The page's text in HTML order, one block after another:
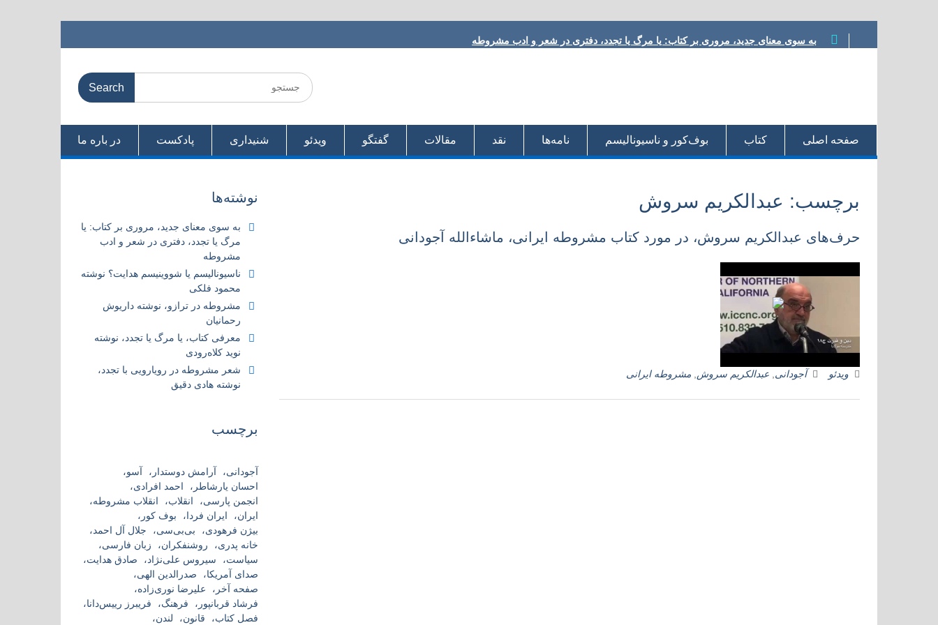
به سوی معنای جدید، مروری بر کتاب:‌ یا مرگ یا تجدد، دفتری در شعر و ادب مشروطه
Search
for:
صفحه اصلی‌ کتاب بو‌ف‌کور و ناسیونالیسم نامه‌ها نقد مقالات گفتگو ویدئو شنیداری پادکست در باره ما
برچسب: عبدالکریم سروش
حرف‌های عبدالکریم سروش، در مورد کتاب مشروطه ایرانی، ماشاءالله آجودانی
ویدئو آجودانی عبدالکریم سروش مشروطه ایرانی
نوشته‌ها
به سوی معنای جدید، مروری بر کتاب:‌ یا
مرگ یا تجدد، دفتری در شعر و ادب
مشروطه
ناسیونالیسم یا شووینیسم هدایت؟ نوشته
محمود فلکی
مشروطه در ترازو، نوشته داریوش
رحمانیان
معرفی کتاب، یا مرگ یا تجدد، نوشته
نوید کلاه‌رودی
شعر مشروطه در رویارویی با تجدد،
نوشته هادی دقیق
برچسب
آجودانی آرامش دوستدار
آسو
احسان یارشاطر
احمد افرادی
انجمن پارسی
انقلاب
انقلاب مشروطه
ایران
ایران فردا
بوف کور
بیژن فرهودی
بی‌بی‌سی
جلال آل احمد
خانه پدری
روشنفکران
زبان فارسی
سیاست
سیروس علی‌نژاد
صادق هدایت
صدای آمریکا
صدرالدین الهی
صفحه آخر
علیرضا نوری‌زاده
فرشاد قربانپور
فرهنگ
فریبرز رییس‌دانا
فصل کتاب
قانون لندن